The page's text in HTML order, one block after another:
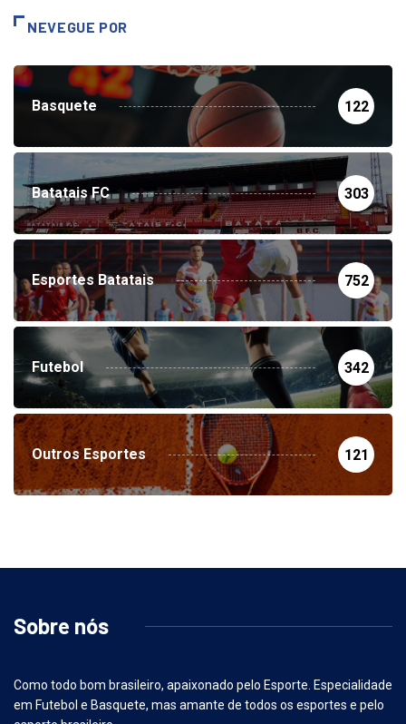
NEVEGUE POR
Basquete 122
Batatais FC 303
Esportes Batatais 752
Futebol 342
Outros Esportes 121
Sobre nós
Como todo bom brasileiro, apaixonado pelo Esporte. Especialidade
em Futebol e Basquete, mas amante de todos os esportes e pelo